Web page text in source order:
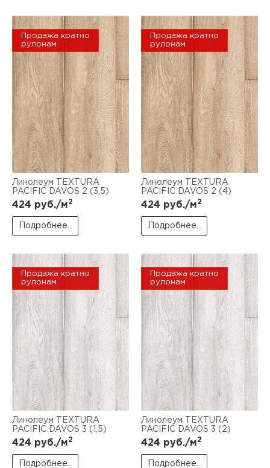
Продажа кратно
рулонам
Линолеум TEXTURA
PACIFIC DAVOS 2 (3,5)
424 руб./м2
Подробнее...
Продажа кратно
рулонам
Линолеум TEXTURA
PACIFIC DAVOS 2 (4)
424 руб./м2
Подробнее...
Продажа кратно
рулонам
Линолеум TEXTURA
PACIFIC DAVOS 3 (1,5)
424 руб./м2
Подробнее...
Продажа кратно
рулонам
Линолеум TEXTURA
PACIFIC DAVOS 3 (2)
424 руб./м2
Подробнее...